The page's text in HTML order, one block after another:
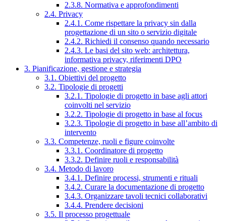
2.3.8. Normativa e approfondimenti
2.4. Privacy
2.4.1. Come rispettare la privacy sin dalla
progettazione di un sito o servizio digitale
2.4.2. Richiedi il consenso quando necessario
2.4.3. Le basi del sito web: architettura,
informativa privacy, riferimenti DPO
3. Pianificazione, gestione e strategia
3.1. Obiettivi del progetto
3.2. Tipologie di progetti
3.2.1. Tipologie di progetto in base agli attori
coinvolti nel servizio
3.2.2. Tipologie di progetto in base al focus
3.2.3. Tipologie di progetto in base all’ambito di
intervento
3.3. Competenze, ruoli e figure coinvolte
3.3.1. Coordinatore di progetto
3.3.2. Definire ruoli e responsabilità
3.4. Metodo di lavoro
3.4.1. Definire processi, strumenti e rituali
3.4.2. Curare la documentazione di progetto
3.4.3. Organizzare tavoli tecnici collaborativi
3.4.4. Prendere decisioni
3.5. Il processo progettuale